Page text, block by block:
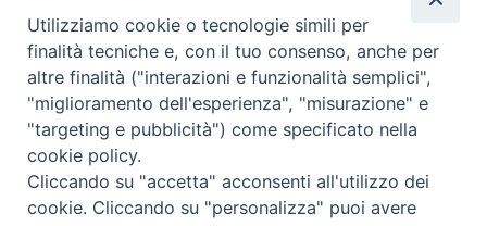
HOME VESCOVO ORARI MESSE
CURIA VESCOVILE
TUTELA MINORI
UFFICI PASTORALI PERSONE
VITA CONSACRATA
DOCUMENTI
CONTATTI
Copyright © 2018 Diocesi di Foligno /Curia . Piazza Mons. Faloci 3 - 06034
tel. 0742 350473 fax 0742 349021 email: info@diocesidifoligno.it . pec:
diocesidifoligno@pec.it
Utilizziamo cookie o tecnologie simili per
finalità tecniche e, con il tuo consenso, anche per
altre finalità ("interazioni e funzionalità semplici",
"miglioramento dell'esperienza", "misurazione" e
"targeting e pubblicità") come specificato nella
cookie policy.
Cliccando su "accetta" acconsenti all'utilizzo dei
cookie. Cliccando su "personalizza" puoi avere